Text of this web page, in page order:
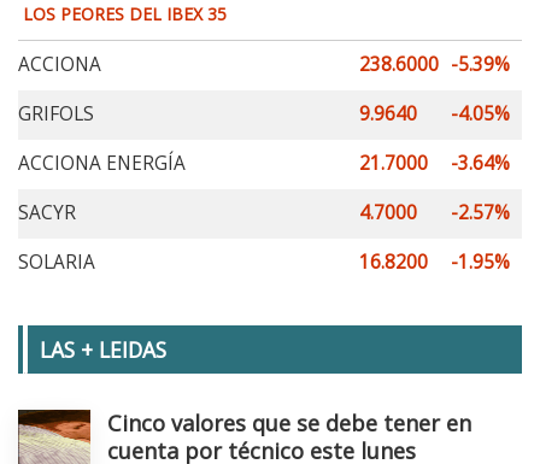
LOS PEORES DEL IBEX 35
ACCIONA 238.6000 -5.39%
GRIFOLS
9.9640
-4.05%
ACCIONA ENERGÍA
21.7000
-3.64%
SACYR
4.7000
-2.57%
SOLARIA
16.8200 -1.95%
LAS + LEIDAS
Cinco valores que se debe tener en
cuenta por técnico este lunes